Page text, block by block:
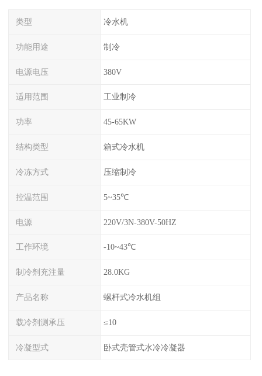
类型 冷水机
功能用途 制冷
电源电压 380V
适用范围 工业制冷
功率 45-65KW
结构类型 箱式冷水机
冷冻方式 压缩制冷
控温范围 5~35℃
电源 220V/3N-380V-50HZ
工作环境 -10~43℃
制冷剂充注量 28.0KG
产品名称 螺杆式冷水机组
载冷剂测承压 ≤10
冷凝型式 卧式壳管式水冷冷凝器